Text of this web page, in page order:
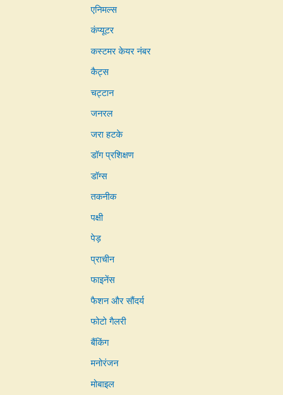
एनिमल्स
कंप्यूटर
कस्टमर केयर नंबर
कैट्स
चट्टान
जनरल
जरा हटके
डॉग प्रशिक्षण
डॉग्स
तकनीक
पक्षी
पेड़
प्राचीन
फाइनेंस
फैशन और सौंदर्य
फोटो गैलरी
बैंकिंग
मनोरंजन
मोबाइल